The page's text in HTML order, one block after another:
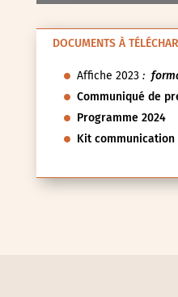
DOCUMENTS À
Affiche 2023:
Communiqué de
Programme 2024
Kit communication